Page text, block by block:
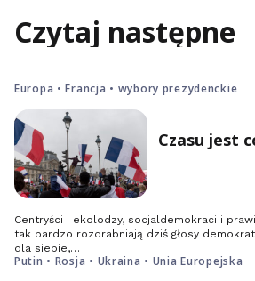
Czytaj następne
Europa • Francja • wybory prezydenckie
Czasu jest
Centryści i ekolodzy, socjaldemokraci i
tak bardzo rozdrabniają dziś głosy
dla siebie,…
Putin • Rosja • Ukraina • Unia Europejska